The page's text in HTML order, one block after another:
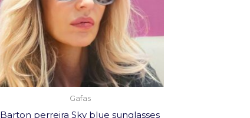
Gafas
Barton perreira Sky blue sunglasses